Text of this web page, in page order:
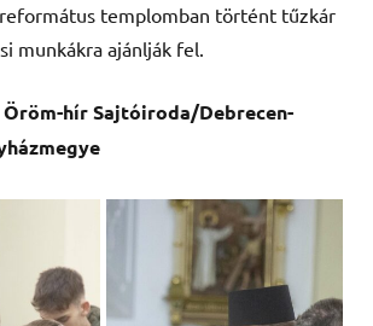
templomban történt tűzkár
munkákra ajánlják fel.
Öröm-hír Sajtóiroda/Debrecen-